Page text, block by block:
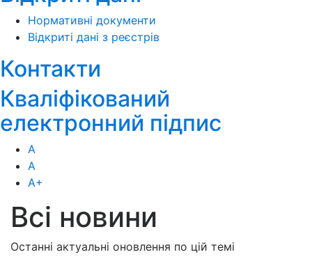
Нормативні документи
Відкриті дані з реєстрів
Контакти
Кваліфікований
електронний підпис
А
А
А+
Всі новини
Останні актуальні оновлення по цій темі